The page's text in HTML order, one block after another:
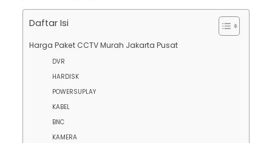
Daftar Isi
Harga Paket CCTV Murah Jakarta Pusat
DVR
HARDISK
POWERSUPLAY
KABEL
BNC
KAMERA